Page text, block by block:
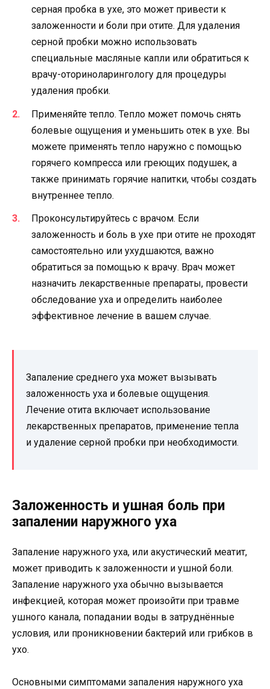
серная пробка в ухе, это может привести к
заложенности и боли при отите. Для удаления
серной пробки можно использовать
специальные масляные капли или обратиться к
врачу-оториноларингологу для процедуры
удаления пробки.
Применяйте тепло. Тепло может помочь снять
болевые ощущения и уменьшить отек в ухе. Вы
можете применять тепло наружно с помощью
горячего компресса или греющих подушек, а
также принимать горячие напитки, чтобы создать
внутреннее тепло.
Проконсультируйтесь с врачом. Если
заложенность и боль в ухе при отите не проходят
самостоятельно или ухудшаются, важно
обратиться за помощью к врачу. Врач может
назначить лекарственные препараты, провести
обследование уха и определить наиболее
эффективное лечение в вашем случае.
Запаление среднего уха может вызывать
заложенность уха и болевые ощущения.
Лечение отита включает использование
лекарственных препаратов, применение тепла
и удаление серной пробки при необходимости.
Заложенность и ушная боль при
запалении наружного уха
Запаление наружного уха, или акустический меатит,
может приводить к заложенности и ушной боли.
Запаление наружного уха обычно вызывается
инфекцией, которая может произойти при травме
ушного канала, попадании воды в затруднённые
условия, или проникновении бактерий или грибков в
ухо.
Основными симптомами запаления наружного уха